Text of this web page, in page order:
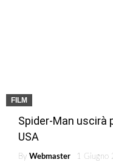
FILM
Spider-Man uscirà
USA
By Webmaster
1 Giugno